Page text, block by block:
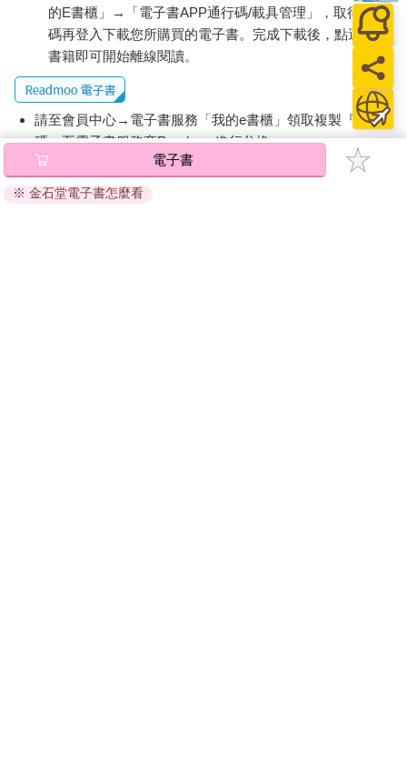
的E書櫃」→「電子書APP通行碼/載具管理」，取得通行
碼再登入下載您所購買的電子書。完成下載後，點選任一
書籍即可開始離線閱讀。
請至會員中心→電子書服務「我的e書櫃」領取複製『兌換
碼』至電子書服務商Readmoo進行兌換。
退換貨須知：
因版權保護，您在金石堂所購買的電子書僅能以金石堂專屬
電子書
※ 金石堂電子書怎麼看